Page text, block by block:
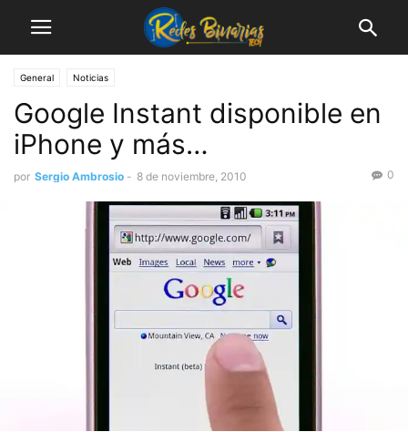
General Noticias
Google Instant disponible en
iPhone y más…
por Sergio Ambrosio - 8 de noviembre, 2010 0